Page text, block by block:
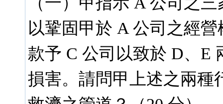
以鞏固甲於 A 公司之經
款予 C 公司以致於 D、E
損害。請問甲上述之兩種